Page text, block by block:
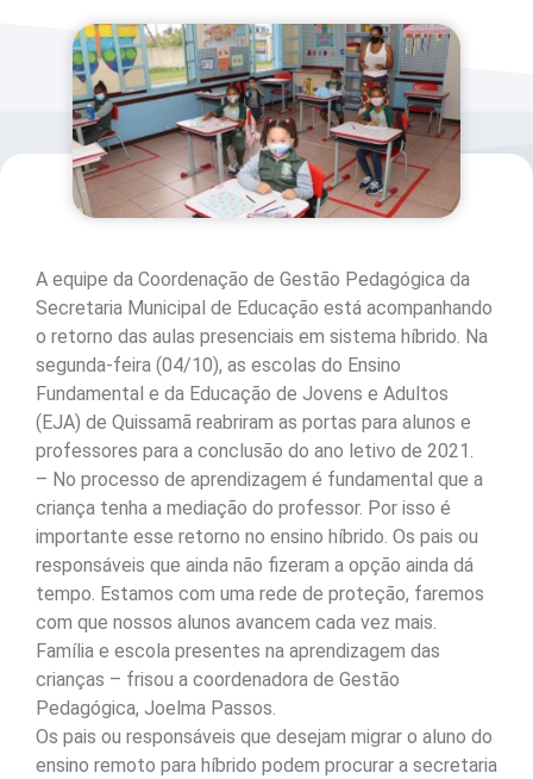
A equipe da Coordenação de Gestão Pedagógica da
Secretaria Municipal de Educação está acompanhando
o retorno das aulas presenciais em sistema híbrido. Na
segunda-feira (04/10), as escolas do Ensino
Fundamental e da Educação de Jovens e Adultos
(EJA) de Quissamã reabriram as portas para alunos e
professores para a conclusão do ano letivo de 2021.
– No processo de aprendizagem é fundamental que a
criança tenha a mediação do professor. Por isso é
importante esse retorno no ensino híbrido. Os pais ou
responsáveis que ainda não fizeram a opção ainda dá
tempo. Estamos com uma rede de proteção, faremos
com que nossos alunos avancem cada vez mais.
Família e escola presentes na aprendizagem das
crianças – frisou a coordenadora de Gestão
Pedagógica, Joelma Passos.
Os pais ou responsáveis que desejam migrar o aluno do
ensino remoto para híbrido podem procurar a secretaria